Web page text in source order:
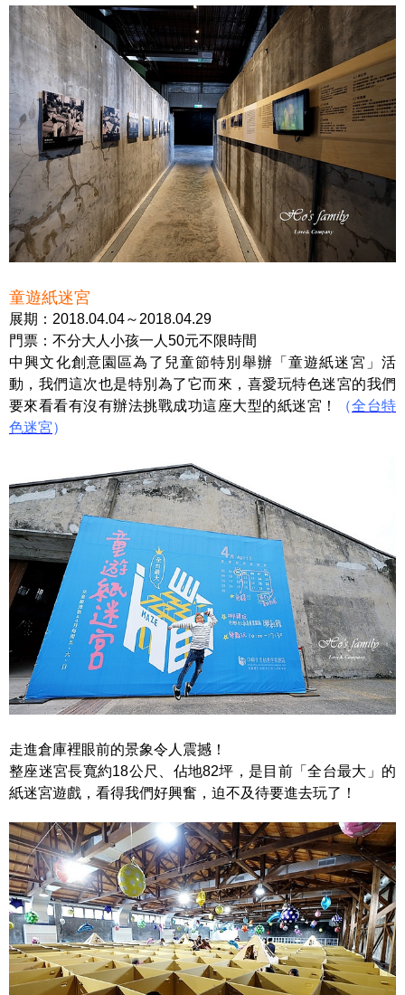
童遊紙迷宮
展期：2018.04.04～2018.04.29
門票：不分大人小孩一人50元不限時間
中興文化創意園區為了兒童節特別舉辦「童遊紙迷宮」活
動，我們這次也是特別為了它而來，喜愛玩特色迷宮的我們
要來看看有沒有辦法挑戰成功這座大型的紙迷宮！
（全台特
色迷宮）
走進倉庫裡眼前的景象令人震撼！
整座迷宮長寬約18公尺、佔地82坪，是目前「全台最大」的
紙迷宮遊戲，看得我們好興奮，迫不及待要進去玩了！